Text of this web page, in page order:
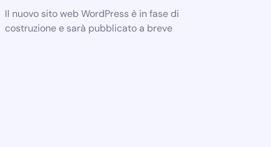
Il nuovo sito web WordPress è in fase di
costruzione e sarà pubblicato a breve